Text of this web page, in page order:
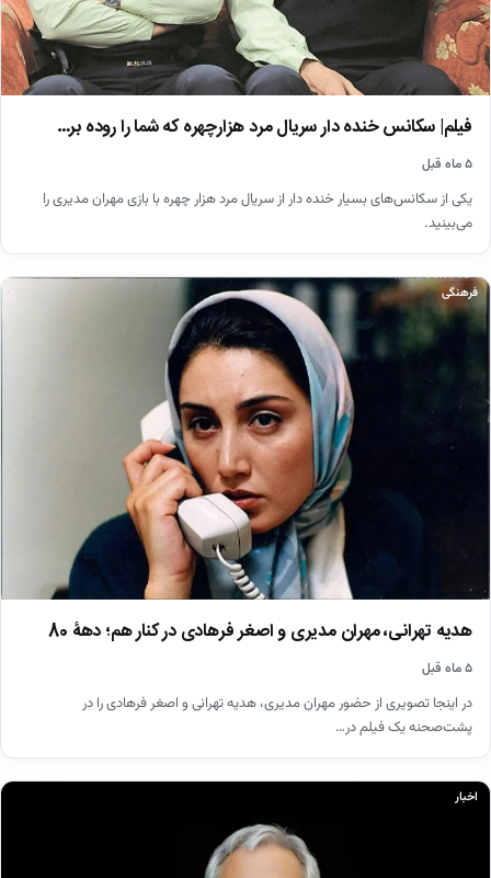
فیلم| سکانس خنده دار سریال مرد هزارچهره که شما را روده بر…
۵ ماه قبل
یکی از سکانس‌های بسیار خنده دار از سریال مرد هزار چهره با بازی مهران مدیری را
می‌بینید.
فرهنگی
هدیه تهرانی، مهران مدیری و اصغر فرهادی در کنار هم؛ دهۀ 80
۵ ماه قبل
در اینجا تصویری از حضور مهران مدیری، هدیه تهرانی و اصغر فرهادی را در
پشت‌صحنه یک فیلم در…
اخبار